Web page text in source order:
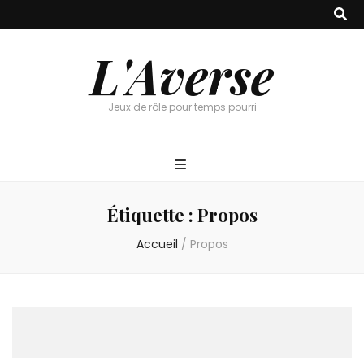
L'Averse
Jeux de rôle pour temps pourri
Étiquette : Propos
Accueil / Propos